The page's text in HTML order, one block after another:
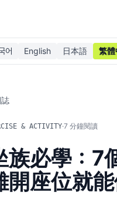
어 English 日本語 繁
& ACTIVITY·7 分鐘閱讀
族必學：7
開座位就